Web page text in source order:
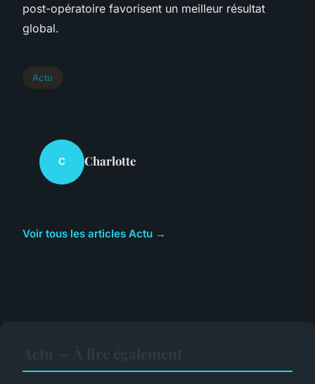
post-opératoire favorisent un meilleur résultat
global.
Actu
C Charlotte
Voir tous les articles Actu →